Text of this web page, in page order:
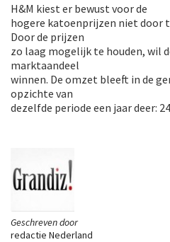
Geschreven door
redactie Nederland
H&M kiest er bewust voor de
hogere katoenprijzen niet door
Door de prijzen
zo laag mogelijk te houden, wil
marktaandeel
winnen. De omzet bleeft in de
opzichte van
dezelfde periode een jaar deer: